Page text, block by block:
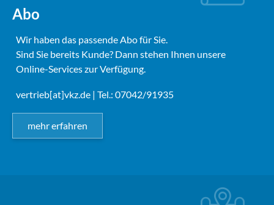
Abo
Wir haben das passende Abo für Sie.
Sind Sie bereits Kunde? Dann stehen Ihnen unsere
Online-Services zur Verfügung.
vertrieb[at]vkz.de | Tel.: 07042/91935
mehr erfahren